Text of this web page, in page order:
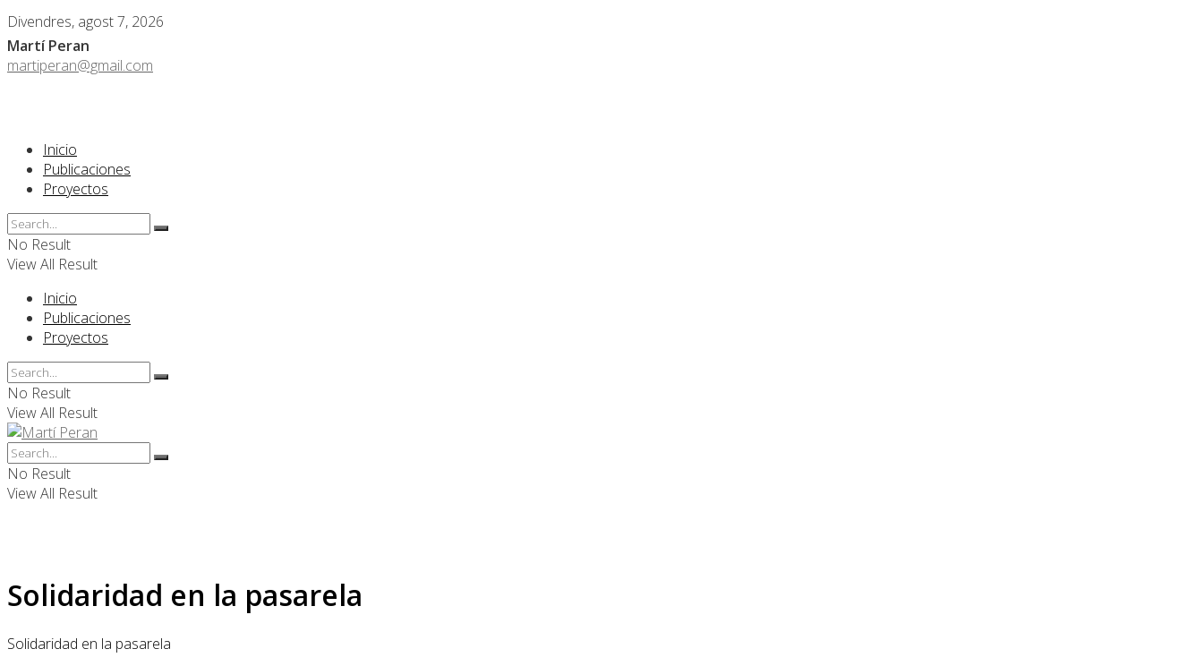
Divendres, agost 7, 2026
Martí Peran
martiperan@gmail.com
Inicio
Publicaciones
Proyectos
No Result
View All Result
Inicio
Publicaciones
Proyectos
No Result
View All Result
No Result
View All Result
Solidaridad en la pasarela
Solidaridad en la pasarela